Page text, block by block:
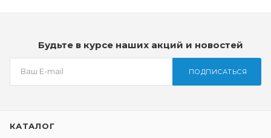
Будьте в курсе наших акций и новостей
ПОДПИСАТЬСЯ
КАТАЛОГ